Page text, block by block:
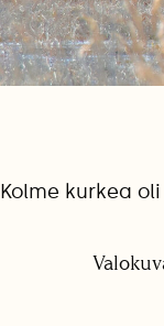
Kolme kurkea